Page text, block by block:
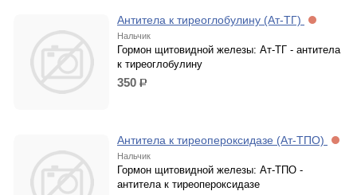
Антитела к тиреоглобулину (Ат-ТГ)
Нальчик
Гормон щитовидной железы: Ат-ТГ - антитела
к тиреоглобулину
350 р.
Антитела к тиреопероксидазе (Ат-ТПО)
Нальчик
Гормон щитовидной железы: Ат-ТПО -
антитела к тиреопероксидазе